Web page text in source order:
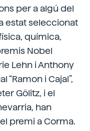
per a algú del
estat seleccionat
química,
Nobel
Lehn i Anthony
“Ramon i Cajal”,
Gölitz, i el
han
premi a Corma.